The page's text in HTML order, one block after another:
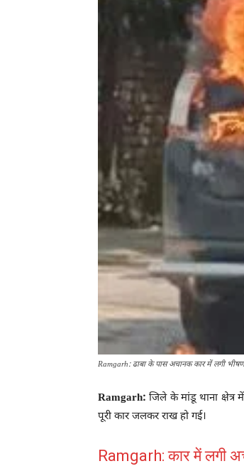
Ramgarh: ढाबा के पास अचानक कार में लगी
Ramgarh:जिले के मांडू थाना
पूरी कार जलकर राख हो गई।
Ramgarh: कार में लगी